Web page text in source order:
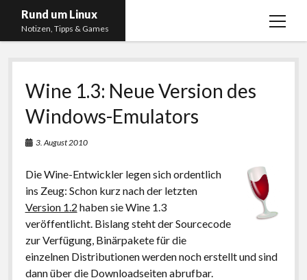
Rund um Linux
Notizen, Tipps & Games
Menü
Startseite
Linux
Gaming
RSS, Social Media, YouTube & Twitch
Impressum
Datenschutzerklärung
twitterinstagram
youtubetwitch
Wine 1.3: Neue Version des
Windows-Emulators
3. August 2010
Die Wine-Entwickler legen sich ordentlich
ins Zeug: Schon kurz nach der letzten
Version 1.2 haben sie Wine 1.3
veröffentlicht. Bislang steht der Sourcecode
zur Verfügung, Binärpakete für die
einzelnen Distributionen werden noch erstellt und sind
dann über die Downloadseiten abrufbar.